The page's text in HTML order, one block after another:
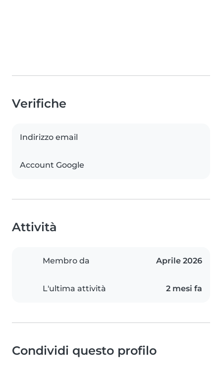
Verifiche
Indirizzo email
Account Google
Attività
Membro da Aprile 2026
L'ultima attività 2 mesi fa
Condividi questo profilo